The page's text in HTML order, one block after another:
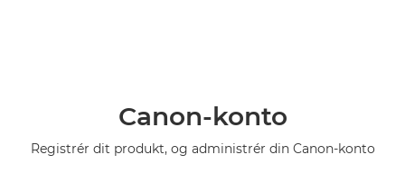
Canon-konto
Registrér dit produkt, og administrér din Canon-konto